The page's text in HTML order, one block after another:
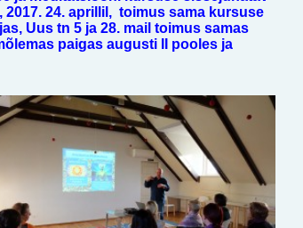
24. aprillil, toimus sama kursuse
Uus tn 5 ja 28. mail toimus samas
paigas augusti II pooles ja